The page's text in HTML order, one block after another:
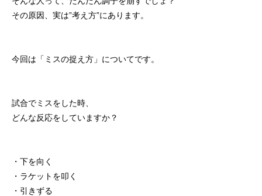
その原因、実は”考え方”にあります。
今回は「ミスの捉え方」についてです。
試合でミスをした時、
どんな反応をしていますか？
・下を向く
・ラケットを叩く
・引きずる